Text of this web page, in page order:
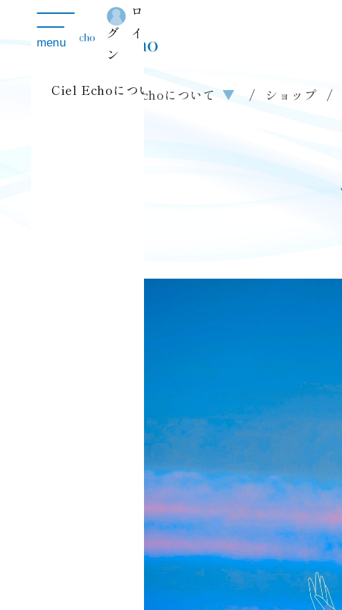
Ciel Echoについて ▼ ショップ
toggle
navigation
menu
ロ
グイ
ン
Ciel Echoについて ▼ ショップ クリスタルボウル体験会 音浴